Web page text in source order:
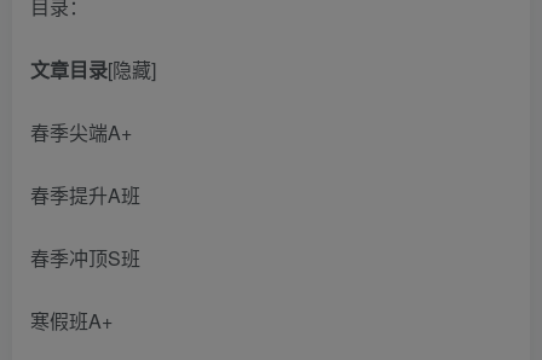
目录：
文章目录[隐藏]
春季尖端A+
春季提升A班
春季冲顶S班
寒假班A+